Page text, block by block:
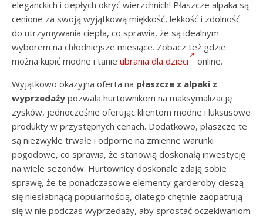
eleganckich i ciepłych okryć wierzchnich! Płaszcze alpaka są
cenione za swoją wyjątkową miękkość, lekkość i zdolność
do utrzymywania ciepła, co sprawia, że są idealnym
wyborem na chłodniejsze miesiące. Zobacz też gdzie
można kupić modne i tanie ubrania dla dzieci
online.
Wyjątkowo okazyjna oferta na płaszcze z alpaki z
wyprzedaży pozwala hurtownikom na maksymalizację
zysków, jednocześnie oferując klientom modne i luksusowe
produkty w przystępnych cenach. Dodatkowo, płaszcze te
są niezwykle trwałe i odporne na zmienne warunki
pogodowe, co sprawia, że stanowią doskonałą inwestycję
na wiele sezonów. Hurtownicy doskonale zdają sobie
sprawę, że te ponadczasowe elementy garderoby cieszą
się niesłabnącą popularnością, dlatego chętnie zaopatrują
się w nie podczas wyprzedaży, aby sprostać oczekiwaniom